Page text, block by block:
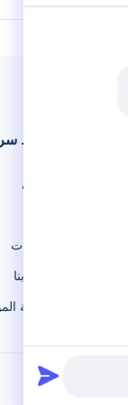
رسالتك!
روابط
المنزل
المنتجات
اتصل بنا
خريطة